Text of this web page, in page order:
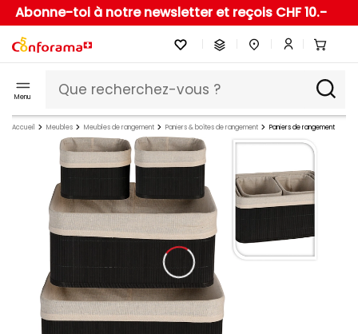
Abonne-toi à notre newsletter et reçois CHF 10.-
Menu
Accueil Meubles Meubles de rangement Paniers & boîtes de rangement Paniers de rangement